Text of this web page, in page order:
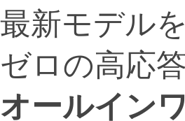
最新モデル
ゼロの高応
オールイン